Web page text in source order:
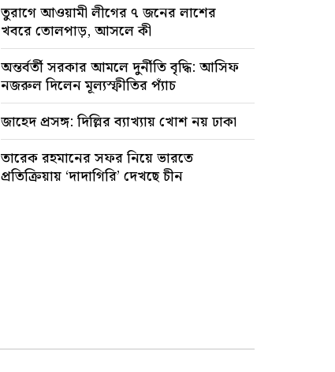
তুরাগে আওয়ামী লীগের ৭ জনের লাশের
খবরে তোলপাড়, আসলে কী
অন্তর্বর্তী সরকার আমলে দুর্নীতি বৃদ্ধি: আসিফ
নজরুল দিলেন মূল্যস্ফীতির প্যাঁচ
জাহেদ প্রসঙ্গ: দিল্লির ব্যাখ্যায় খোশ নয় ঢাকা
তারেক রহমানের সফর নিয়ে ভারতে
প্রতিক্রিয়ায় ‘দাদাগিরি’ দেখছে চীন